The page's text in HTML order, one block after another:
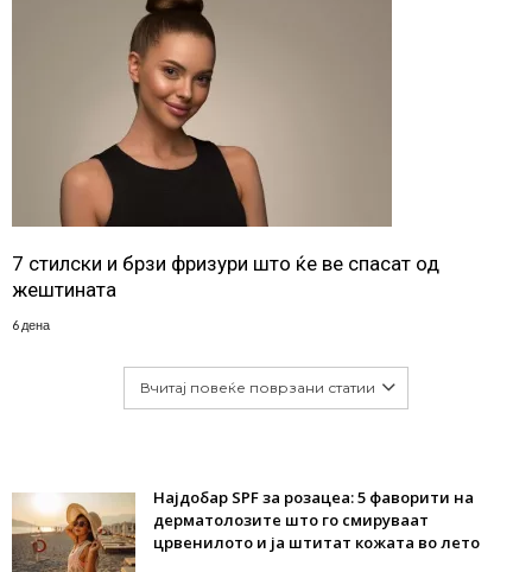
7 стилски и брзи фризури што ќе ве спасат од
жештината
6 дена
Вчитај повеќе поврзани статии
Најдобар SPF за розацеа: 5 фаворити на
дерматолозите што го смируваат
црвенилото и ја штитат кожата во лето